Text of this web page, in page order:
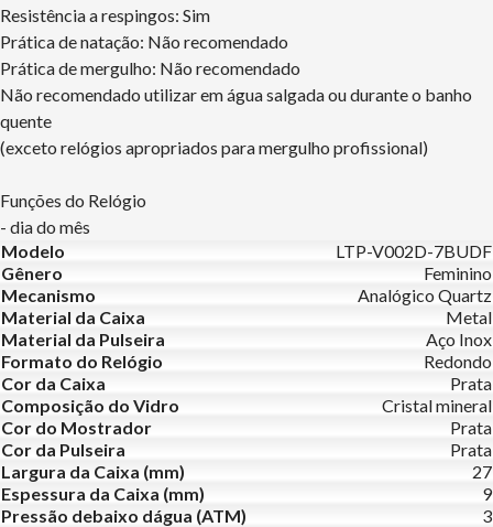
Resistência a respingos: Sim
Prática de natação: Não recomendado
Prática de mergulho: Não recomendado
Não recomendado utilizar em água salgada ou durante o banho
quente
(exceto relógios apropriados para mergulho profissional)
Funções do Relógio
- dia do mês
Modelo
LTP-V002D-7BUDF
Gênero
Feminino
Mecanismo
Analógico Quartz
Material da Caixa
Metal
Material da Pulseira
Aço Inox
Formato do Relógio
Redondo
Cor da Caixa
Prata
Composição do Vidro
Cristal mineral
Cor do Mostrador
Prata
Cor da Pulseira
Prata
Largura da Caixa (mm)
27
Espessura da Caixa (mm)
9
Pressão debaixo dágua (ATM)
3